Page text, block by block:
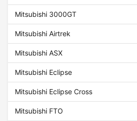
Mitsubishi 3000GT
Mitsubishi Airtrek
Mitsubishi ASX
Mitsubishi Eclipse
Mitsubishi Eclipse Cross
Mitsubishi FTO